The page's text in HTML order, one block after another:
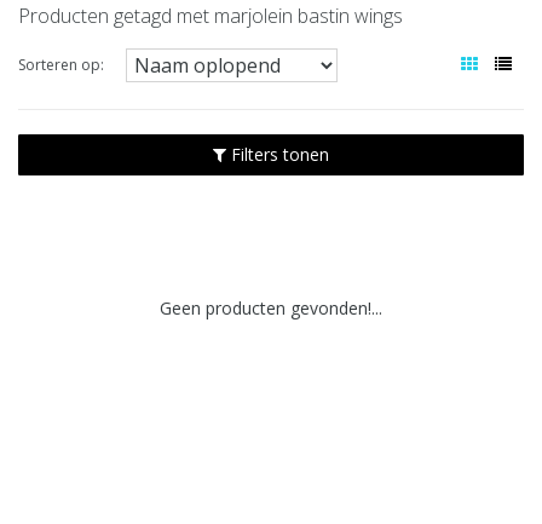
Producten getagd met marjolein bastin wings
Sorteren op:
Filters tonen
Geen producten gevonden!...